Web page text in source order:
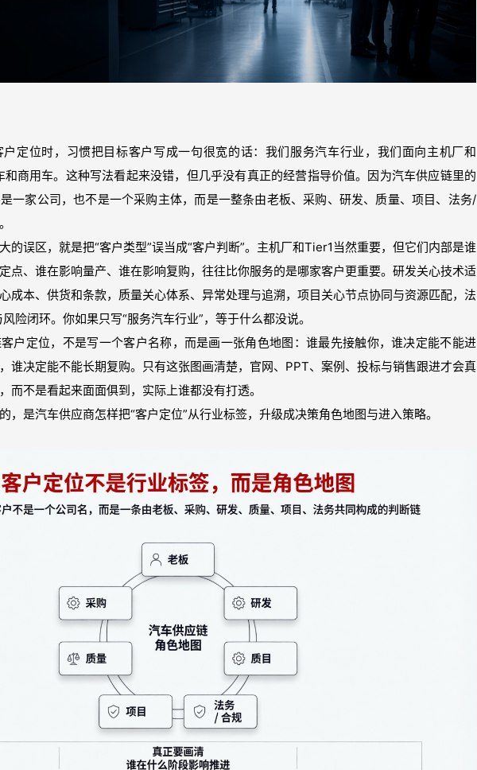
定位时，习惯把目标客户写成一句很宽的话：我们服务汽车行业，我们面向主机厂和
商用车。这种写法看起来没错，但几乎没有真正的经营指导价值。因为汽车供应链里的
一家公司，也不是一个采购主体，而是一整条由老板、采购、研发、质量、项目、法务/
的误区，就是把“客户类型”误当成“客户判断”。主机厂和Tier1当然重要，但它们内部是谁
点、谁在影响量产、谁在影响复购，往往比你服务的是哪家客户更重要。研发关心技术适
成本、供货和条款，质量关心体系、异常处理与追溯，项目关心节点协同与资源匹配，法
险闭环。你如果只写“服务汽车行业”，等于什么都没说。
户定位，不是写一个客户名称，而是画一张角色地图：谁最先接触你，谁决定能不能进
谁决定能不能长期复购。只有这张图画清楚，官网、PPT、案例、投标与销售跟进才会真
而不是看起来面面俱到，实际上谁都没有打透。
，是汽车供应商怎样把“客户定位”从行业标签，升级成决策角色地图与进入策略。